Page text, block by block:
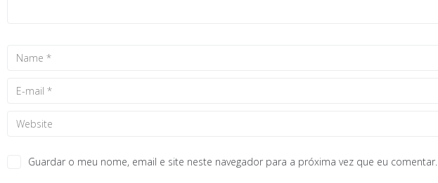
Guardar o meu nome, email e site neste navegador para a próxima vez que eu comentar.